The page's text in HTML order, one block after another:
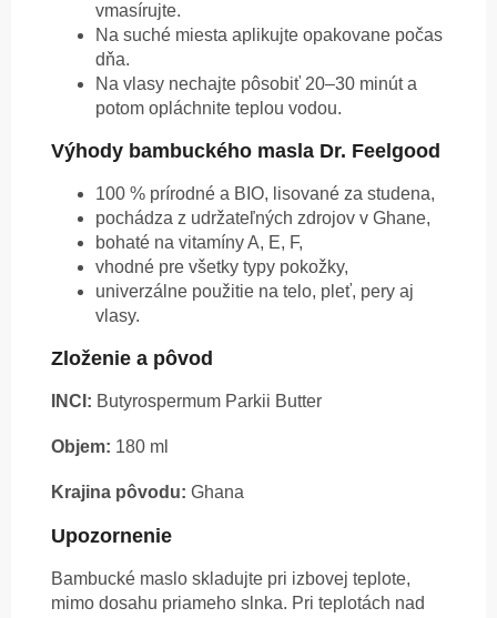
vmasírujte.
Na suché miesta aplikujte opakovane počas
dňa.
Na vlasy nechajte pôsobiť 20–30 minút a
potom opláchnite teplou vodou.
Výhody bambuckého masla Dr. Feelgood
100 % prírodné a BIO, lisované za studena,
pochádza z udržateľných zdrojov v Ghane,
bohaté na vitamíny A, E, F,
vhodné pre všetky typy pokožky,
univerzálne použitie na telo, pleť, pery aj
vlasy.
Zloženie a pôvod
INCI: Butyrospermum Parkii Butter
Objem: 180 ml
Krajina pôvodu: Ghana
Upozornenie
Bambucké maslo skladujte pri izbovej teplote,
mimo dosahu priameho slnka. Pri teplotách nad